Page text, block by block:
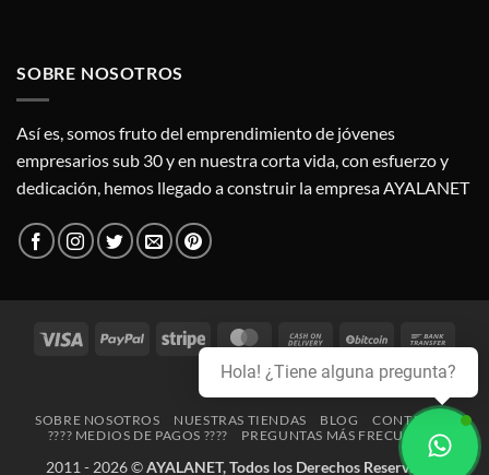
SOBRE NOSOTROS
Así es, somos fruto del emprendimiento de jóvenes
empresarios sub 30 y en nuestra corta vida, con esfuerzo y
dedicación, hemos llegado a construir la empresa AYALANET
Visa PayPal Stripe MasterCardCash
On
Delivery
BitCoin
Credit
Card
SOBRE NOSOTROS NUESTRAS TIENDAS BLOG
CONTACTO
???? MEDIOS DE PAGOS ????
PREGUNTAS MÁS FRECUENTES
2011 - 2026 ©AYALANET, Todos los Derechos Reservados.
Hola! ¿Tiene alguna pregunta?